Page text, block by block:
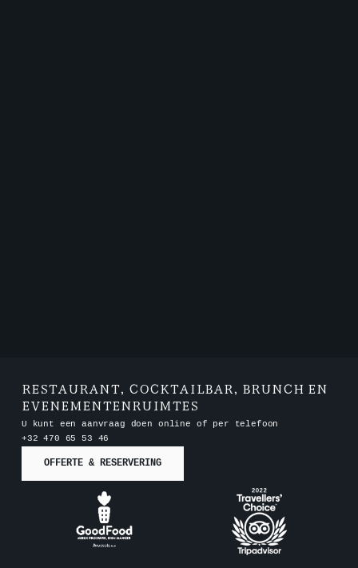
RESTAURANT, COCKTAILBAR, BRUNCH EN
EVENEMENTENRUIMTES
U kunt een aanvraag doen online of per telefoon
+32 470 65 53 46
OFFERTE & RESERVERING